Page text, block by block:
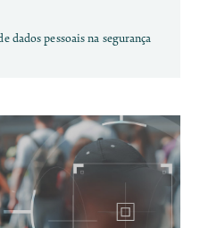
dados pessoais na segurança